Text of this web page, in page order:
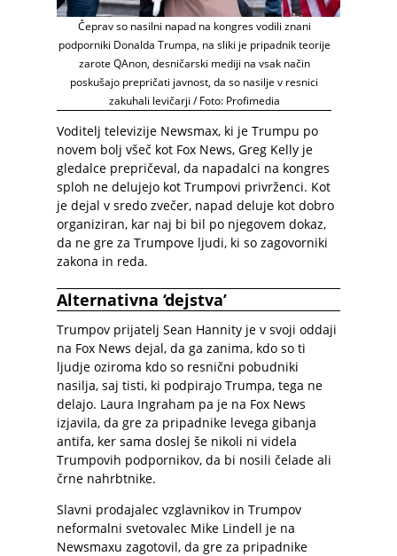
Čeprav so nasilni napad na kongres vodili znani
podporniki Donalda Trumpa, na sliki je pripadnik teorije
zarote QAnon, desničarski mediji na vsak način
poskušajo prepričati javnost, da so nasilje v resnici
zakuhali levičarji / Foto: Profimedia
Voditelj televizije Newsmax, ki je Trumpu po
novem bolj všeč kot Fox News, Greg Kelly je
gledalce prepričeval, da napadalci na kongres
sploh ne delujejo kot Trumpovi privrženci. Kot
je dejal v sredo zvečer, napad deluje kot dobro
organiziran, kar naj bi bil po njegovem dokaz,
da ne gre za Trumpove ljudi, ki so zagovorniki
zakona in reda.
Alternativna ‘dejstva’
Trumpov prijatelj Sean Hannity je v svoji oddaji
na Fox News dejal, da ga zanima, kdo so ti
ljudje oziroma kdo so resnični pobudniki
nasilja, saj tisti, ki podpirajo Trumpa, tega ne
delajo. Laura Ingraham pa je na Fox News
izjavila, da gre za pripadnike levega gibanja
antifa, ker sama doslej še nikoli ni videla
Trumpovih podpornikov, da bi nosili čelade ali
črne nahrbtnike.
Slavni prodajalec vzglavnikov in Trumpov
neformalni svetovalec Mike Lindell je na
Newsmaxu zagotovil, da gre za pripadnike